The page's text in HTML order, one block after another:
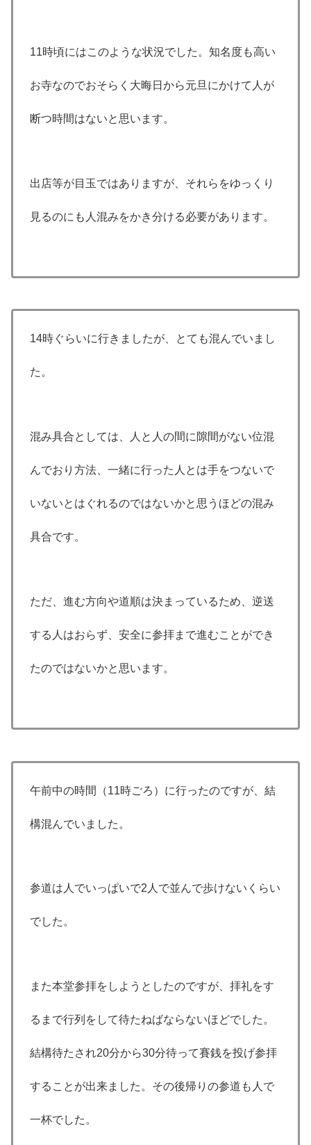
11時頃にはこのような状況でした。知名度も高い
お寺なのでおそらく大晦日から元旦にかけて人が
断つ時間はないと思います。
出店等が目玉ではありますが、それらをゆっくり
見るのにも人混みをかき分ける必要があります。
14時ぐらいに行きましたが、とても混んでいまし
た。
混み具合としては、人と人の間に隙間がない位混
んでおり方法、一緒に行った人とは手をつないで
いないとはぐれるのではないかと思うほどの混み
具合です。
ただ、進む方向や道順は決まっているため、逆送
する人はおらず、安全に参拝まで進むことができ
たのではないかと思います。
午前中の時間（11時ごろ）に行ったのですが、結
構混んでいました。
参道は人でいっぱいで2人で並んで歩けないくらい
でした。
また本堂参拝をしようとしたのですが、拝礼をす
るまで行列をして待たねばならないほどでした。
結構待たされ20分から30分待って賽銭を投げ参拝
することが出来ました。その後帰りの参道も人で
一杯でした。